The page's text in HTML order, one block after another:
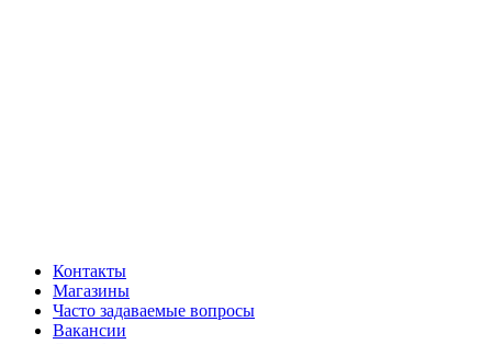
Контакты
Магазины
Часто задаваемые вопросы
Вакансии